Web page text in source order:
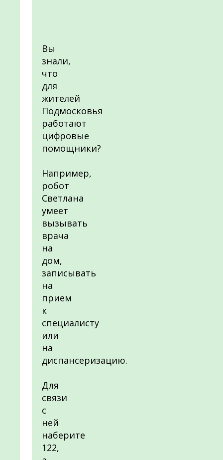
Вы
знали,
что
для
жителей
Подмосковья
работают
цифровые
помощники?
Например,
робот
Светлана
умеет
вызывать
врача
на
дом,
записывать
на
прием
к
специалисту
или
на
диспансеризацию.
Для
связи
с
ней
наберите
122,